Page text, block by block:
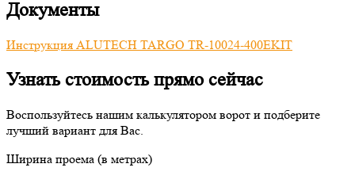
Документы
Инструкция ALUTECH TARGO TR-10024-400EKIT
Узнать стоимость прямо сейчас
Воспользуйтесь нашим калькулятором ворот и подберите
лучший вариант для Вас.
Ширина проема (в метрах)